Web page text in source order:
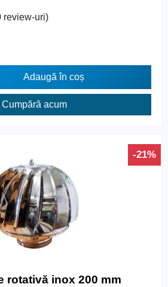
review-uri)
Adaugă în coș
Cumpără acum
-21%
rotativă inox 200 mm